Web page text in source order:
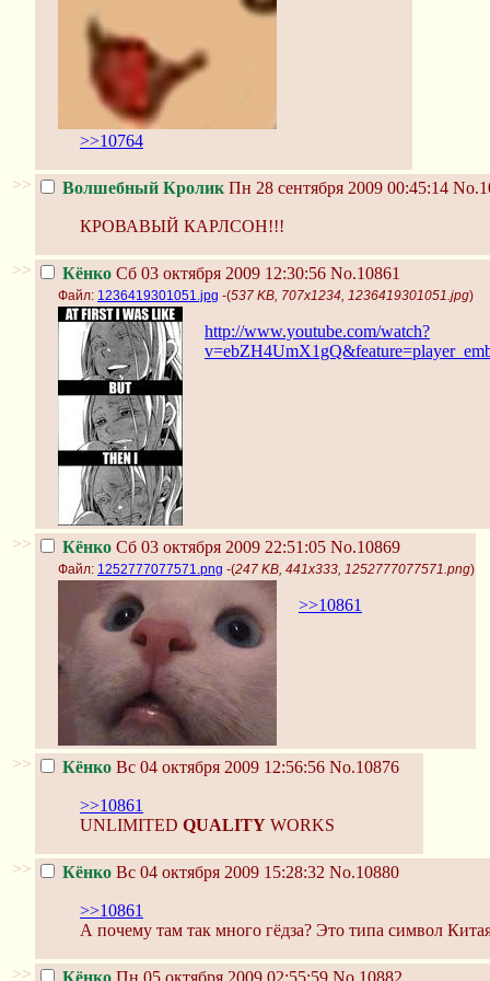
>>10764
>> Волшебный Кролик Пн 28 сентября 2009 00:45:14
КРОВАВЫЙ КАРЛСОН!!!
>> Кёнко Сб 03 октября 2009 12:30:56 No.10861
Файл: 1236419301051.jpg -(537 KB, 707x1234, 1236419301051.jpg)
http://www.youtube.com/watch?
>> Кёнко Сб 03 октября 2009 22:51:05 No.10869
Файл: 1252777077571.png -(247 KB, 441x333, 1252777077571.png)
>>10861
>> Кёнко Вс 04 октября 2009 12:56:56 No.10876
>>10861
UNLIMITED QUALITY WORKS
>> Кёнко Вс 04 октября 2009 15:28:32 No.10880
>>10861
А почему там так много гёдза? Это типа символ
>> Кёнко Пн 05 октября 2009 02:55:59 No.10882